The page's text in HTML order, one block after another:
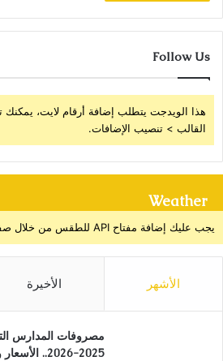
Follow Us
هذا الويدجت يتطلب إضافة أرقام لايت، يمكنك
القالب > تنصيب الإضافات.
Weather
يجب عليك إضافة مفتاح API للطقس من خلال صفحة إعدادات القالب > الدمج
الأشهر الأخيرة
مصروفات المدارس
2025-2026.. الأسعار وطرق السداد